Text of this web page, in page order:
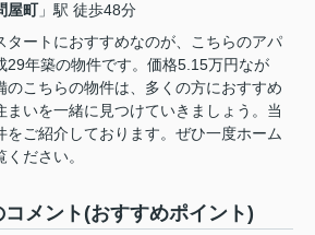
屋町」駅 徒歩48分
タートにおすすめなのが、こちらのアパ
29年築の物件です。価格5.15万円なが
のこちらの物件は、多くの方におすすめ
まいを一緒に見つけていきましょう。当
をご紹介しております。ぜひ一度ホーム
ださい。
メント(おすすめポイント)